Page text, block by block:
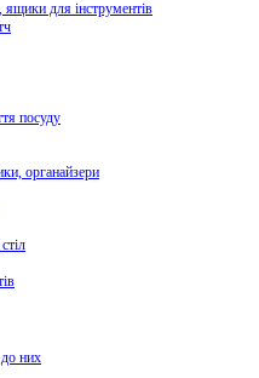
ящики для інструментів
посуду
органайзери
до них